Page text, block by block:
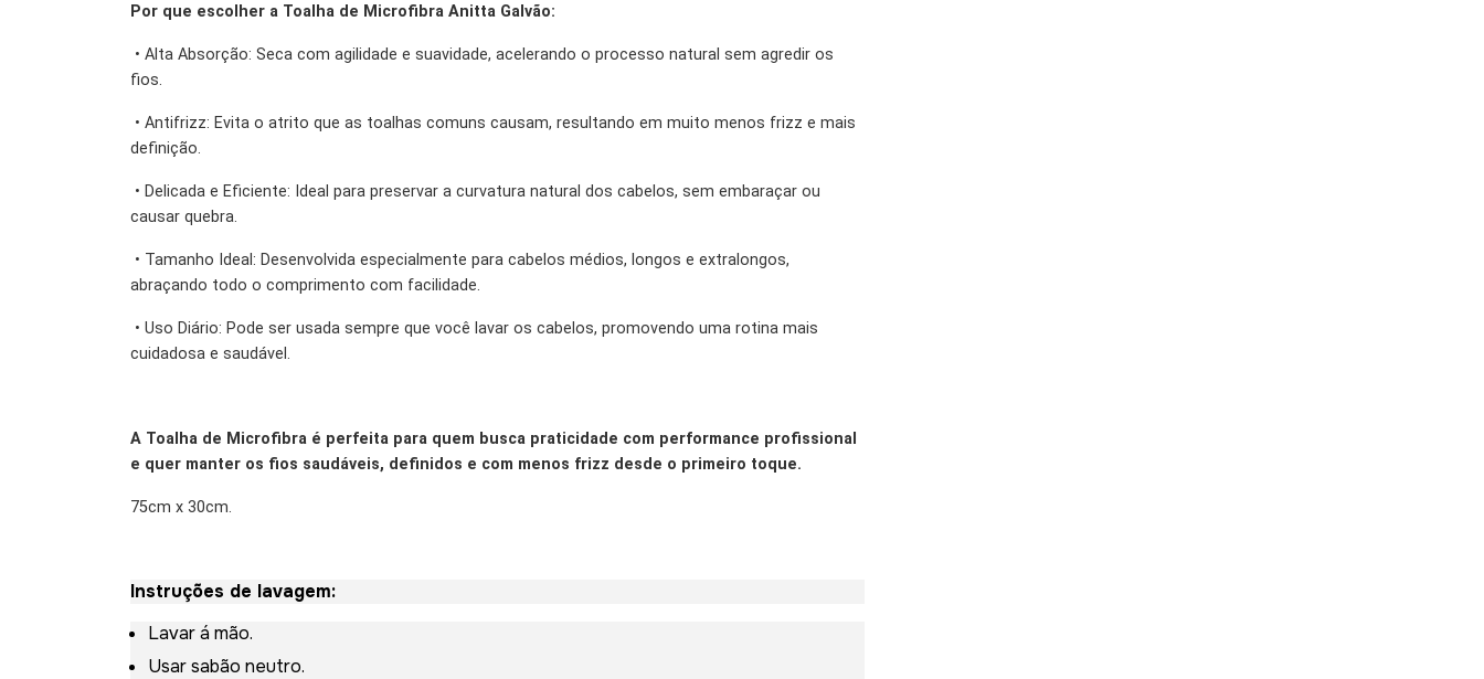
Por que escolher a Toalha de Microfibra Anitta Galvão:
• Alta Absorção: Seca com agilidade e suavidade, acelerando o processo natural sem agredir os
fios.
• Antifrizz: Evita o atrito que as toalhas comuns causam, resultando em muito menos frizz e mais
definição.
• Delicada e Eficiente: Ideal para preservar a curvatura natural dos cabelos, sem embaraçar ou
causar quebra.
• Tamanho Ideal: Desenvolvida especialmente para cabelos médios, longos e extralongos,
abraçando todo o comprimento com facilidade.
• Uso Diário: Pode ser usada sempre que você lavar os cabelos, promovendo uma rotina mais
cuidadosa e saudável.
A Toalha de Microfibra é perfeita para quem busca praticidade com performance profissional
e quer manter os fios saudáveis, definidos e com menos frizz desde o primeiro toque.
75cm x 30cm.
Instruções de lavagem:
Lavar á mão.
Usar sabão neutro.